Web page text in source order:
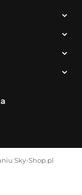
Sky-Shop.pl